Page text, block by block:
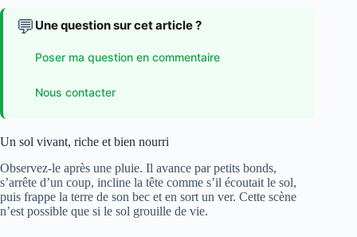
💬 Une question sur cet article ?
Poser ma question en commentaire
Nous contacter
Un sol vivant, riche et bien nourri
Observez-le après une pluie. Il avance par petits bonds,
s’arrête d’un coup, incline la tête comme s’il écoutait le sol,
puis frappe la terre de son bec et en sort un ver. Cette scène
n’est possible que si le sol grouille de vie.